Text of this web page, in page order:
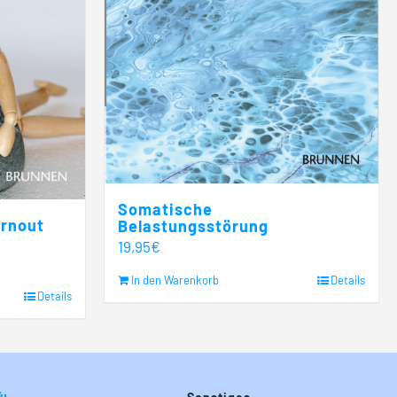
Details
Somatische
Belastungsstörung
19,95€
In den Warenkorb Details